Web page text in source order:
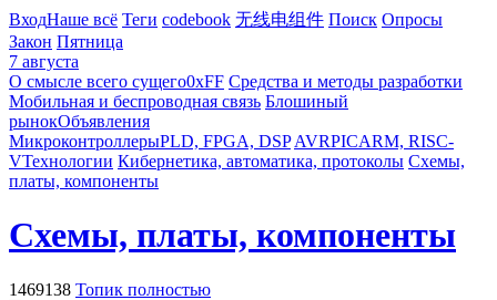
ВходНаше всё Теги codebook 无线电组件 Поиск Опросы
Закон Пятница
7 августа
О смысле всего сущего0xFF Средства и методы разработки
Мобильная и беспроводная связь Блошиный
рынокОбъявления
МикроконтроллерыPLD, FPGA, DSP AVRPICARM, RISC-
VТехнологии Кибернетика, автоматика, протоколы Схемы,
платы, компоненты
Схемы, платы, компоненты
1469138 Топик полностью